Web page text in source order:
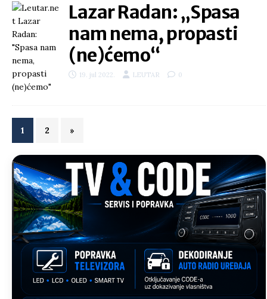
Lazar Radan: „Spasa
nam nema, propasti
(ne)ćemo“
19. jul 2022. LEUTAR 0
1 2 »